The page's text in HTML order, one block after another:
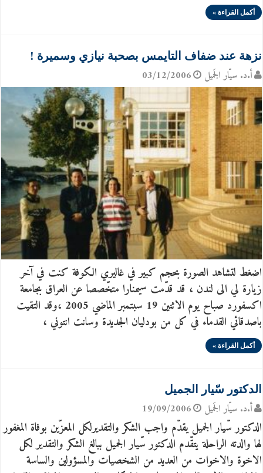
أكمل القراءة »
نزهة عند ضفاف التايمس بصحبة نيازي وسميرة !
أ.د. سيّار الجَميل 03/12/2006
اضغط لتشاهد الصورة بحجم كبير في غاليري الكوفة كنت في آخر
زيارة لي الى لندن ، قد قدّمت سيمنارا متخّصصا عن العراق بجامعة
اكسفورد صباح يوم الاثنين 19 سبتمبر الماضي 2005 ،وقد التقيت
باصدقائي القدماء في كل من بودليان الجديدة وسانت انتوني ،
أكمل القراءة »
الدكتور سّيار الجميل
أ.د. سيّار الجَميل 19/09/2006
الدكتور سّيار الجميل يقدّم واجب الشكر والتقديرلكل المعزّين بوفاة المغفور
لها والدته الراحلة يتقّدم الدكتور سّيار الجميل ببالغ الشكر والتقدير لكل
الاخوة والاخوات من العديد من الشخصيات والمسؤولين والساسة